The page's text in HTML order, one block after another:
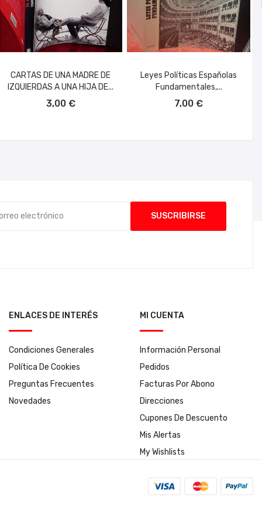
CARTAS DE UNA MADRE DE
IZQUIERDAS A UNA HIJA DE...
3,00 €
Leyes Políticas Españolas
Fundamentales,...
7,00 €
ENLACES DE INTERÉS
Condiciones Generales
Política De Cookies
Preguntas Frecuentes
Novedades
MI CUENTA
Información Personal
Pedidos
Facturas Por Abono
Direcciones
Cupones De Descuento
Mis Alertas
My Wishlists